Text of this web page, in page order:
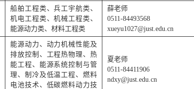
船舶工程类、兵工宇航类、
机电工程类、机械工程类、
能源动力类、材料工程类
薛老师
0511-84493568
xueyu1027@just.edu.cn
能源动力、动力机械性能及
排放控制、工程热物理、热
能工程、能源系统控制与管
理、制冷及低温工程、燃料
电池技术、低碳燃料动力技
夏老师
0511-84411906
ndxy@just.edu.cn